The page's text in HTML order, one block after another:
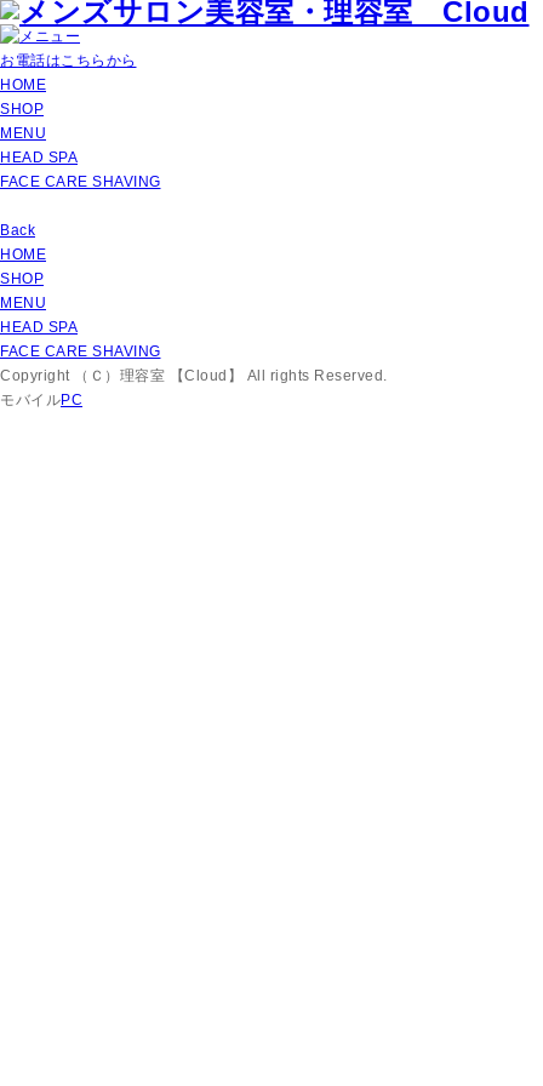
お電話はこちらから
HOME
SHOP
MENU
HEAD SPA
FACE CARE SHAVING
Back
HOME
SHOP
MENU
HEAD SPA
FACE CARE SHAVING
Copyright （Ｃ）理容室 【Cloud】 All rights Reserved.
モバイルPC